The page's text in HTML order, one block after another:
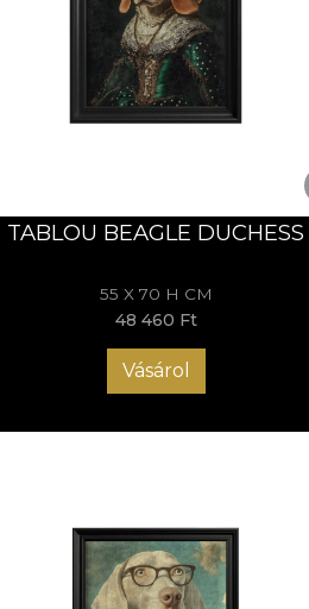
TABLOU BEAGLE DUCHESS
55 X 70 H CM
48 460 Ft
Vásárol